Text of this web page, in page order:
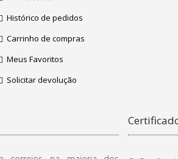
Histórico de pedidos
Carrinho de compras
Meus Favoritos
Solicitar devolução